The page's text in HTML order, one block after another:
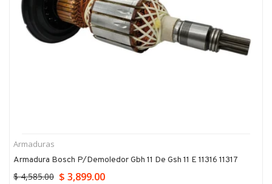
Armaduras
Armadura Bosch P/demoledor Gbh 11 De Gsh 11 E 11316 11317
$ 4,585.00 $ 3,899.00